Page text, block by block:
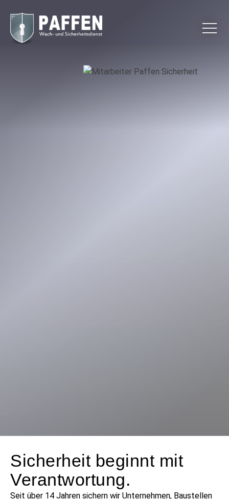
Sicherheit beginnt mit
Verantwortung.
Seit über 14 Jahren sichern wir Unternehmen, Baustellen